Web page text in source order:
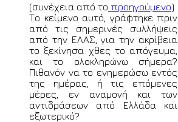
(συνέχεια από το προηγούμενο)
Το κείμενο αυτό, γράφτηκε πριν
από τις σημερινές συλλήψεις
από την ΕΛΑΣ, για την ακρίβεια
το ξεκίνησα χθες το απόγευμα,
και το ολοκληρώνω σήμερα?
Πιθανόν να το ενημερώσω εντός
της ημέρας, ή τις επόμενες
μέρες, εν αναμονή και των
αντιδράσεων από Ελλάδα και
εξωτερικό?